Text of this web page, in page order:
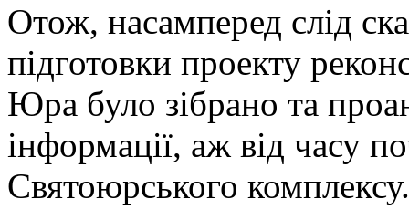
Отож, насамперед слід
підготовки проекту
Юра було зібрано та
інформації, аж від часу
Святоюрського комплексу.